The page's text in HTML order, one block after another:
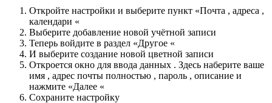
Откройте настройки и выберите пункт «Почта , адреса ,
календари «
Выберите добавление новой учётной записи
Теперь войдите в раздел «Другое «
И выберите создание новой цветной записи
Откроется окно для ввода данных . Здесь наберите ваше
имя , адрес почты полностью , пароль , описание и
нажмите «Далее «
Сохраните настройку